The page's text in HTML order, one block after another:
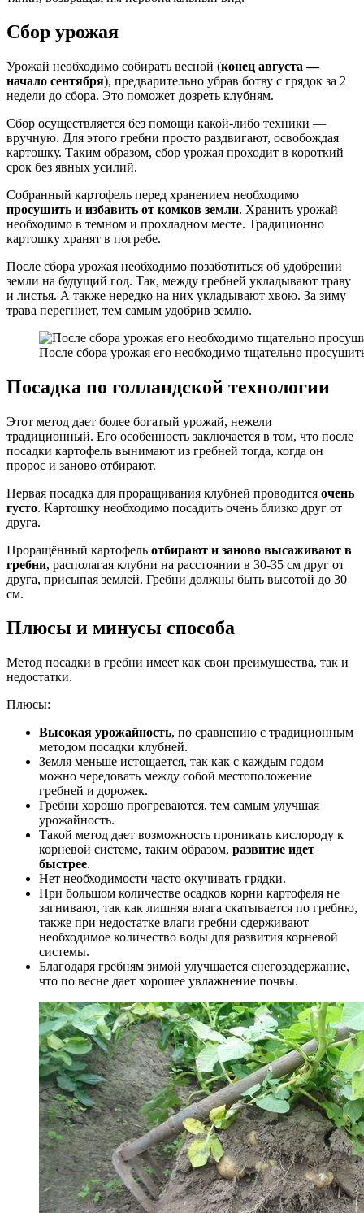
Сбор урожая
Урожай необходимо собирать весной (конец августа —
начало сентября), предварительно убрав ботву с грядок за 2
недели до сбора. Это поможет дозреть клубням.
Сбор осуществляется без помощи какой-либо техники —
вручную. Для этого гребни просто раздвигают, освобождая
картошку. Таким образом, сбор урожая проходит в короткий
срок без явных усилий.
Собранный картофель перед хранением необходимо
просушить и избавить от комков земли. Хранить урожай
необходимо в темном и прохладном месте. Традиционно
картошку хранят в погребе.
После сбора урожая необходимо позаботиться об удобрении
земли на будущий год. Так, между гребней укладывают траву
и листья. А также нередко на них укладывают хвою. За зиму
трава перегниет, тем самым удобрив землю.
После сбора урожая его необходимо тщательно
Посадка по голландской технологии
Этот метод дает более богатый урожай, нежели
традиционный. Его особенность заключается в том, что после
посадки картофель вынимают из гребней тогда, когда он
пророс и заново отбирают.
Первая посадка для проращивания клубней проводится очень
густо. Картошку необходимо посадить очень близко друг от
друга.
Проращённый картофель отбирают и заново высаживают в
гребни, располагая клубни на расстоянии в 30-35 см друг от
друга, присыпая землей. Гребни должны быть высотой до 30
см.
Плюсы и минусы способа
Метод посадки в гребни имеет как свои преимущества, так и
недостатки.
Плюсы:
Высокая урожайность, по сравнению с традиционным
методом посадки клубней.
Земля меньше истощается, так как с каждым годом
можно чередовать между собой местоположение
гребней и дорожек.
Гребни хорошо прогреваются, тем самым улучшая
урожайность.
Такой метод дает возможность проникать кислороду к
корневой системе, таким образом, развитие идет
быстрее.
Нет необходимости часто окучивать грядки.
При большом количестве осадков корни картофеля не
загнивают, так как лишняя влага скатывается по гребню,
также при недостатке влаги гребни сдерживают
необходимое количество воды для развития корневой
системы.
Благодаря гребням зимой улучшается снегозадержание,
что по весне дает хорошее увлажнение почвы.